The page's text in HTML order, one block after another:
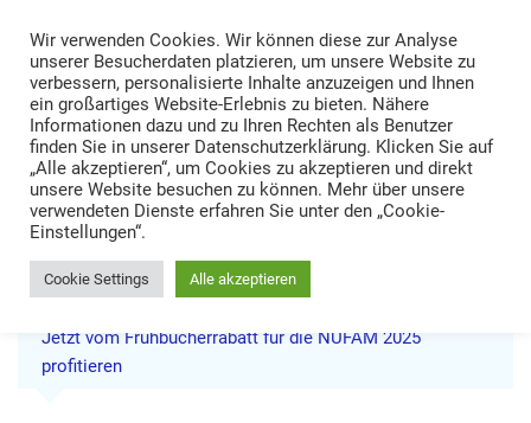
content
TRANS LOGISTIK NEWS
Technik • Kompetenz • Management
Jetzt vom Frühbucherrabatt für die NUFAM 2025
profitieren
Wir verwenden Cookies. Wir können diese zur Analyse
unserer Besucherdaten platzieren, um unsere Website zu
verbessern, personalisierte Inhalte anzuzeigen und Ihnen
ein großartiges Website-Erlebnis zu bieten. Nähere
Informationen dazu und zu Ihren Rechten als Benutzer
finden Sie in unserer Datenschutzerklärung. Klicken Sie auf
„Alle akzeptieren“, um Cookies zu akzeptieren und direkt
unsere Website besuchen zu können. Mehr über unsere
verwendeten Dienste erfahren Sie unter den „Cookie-
Einstellungen“.
Cookie Settings Alle akzeptieren